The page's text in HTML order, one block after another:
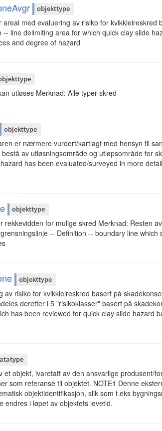
objekttype
areal med evaluering av risiko for kvikkleireskred
line delimiting area for which quick clay slide
and degree of hazard
utløses Merknad: Alle typer skred
objekttype
er nærmere vurdert/kartlagt med hensyn til
av utløsningsområde og utløpsområde for
has been evaluated/surveyed in more
objekttype
rekkevidden for mulige skred Merknad: Resten
-- Definition -- boundary line which
objekttype
av risiko for kvikkleireskred basert på
deretter i 5 "risikoklasser" basert på
has been reviewed for quick clay slide hazard
et objekt, ivaretatt av den ansvarlige produsent/
som referanse til objektet. NOTE1 Denne
objektidentifikasjon, slik som f.eks
endres i løpet av objektets levetid.